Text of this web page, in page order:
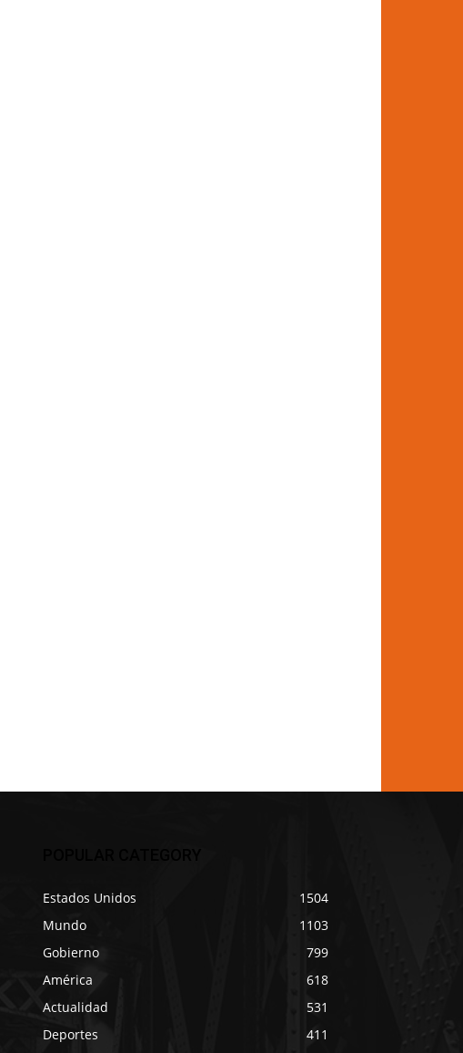
Estados Unidos
1504
Mundo
1103
Gobierno
799
América
618
Actualidad
531
Deportes
411